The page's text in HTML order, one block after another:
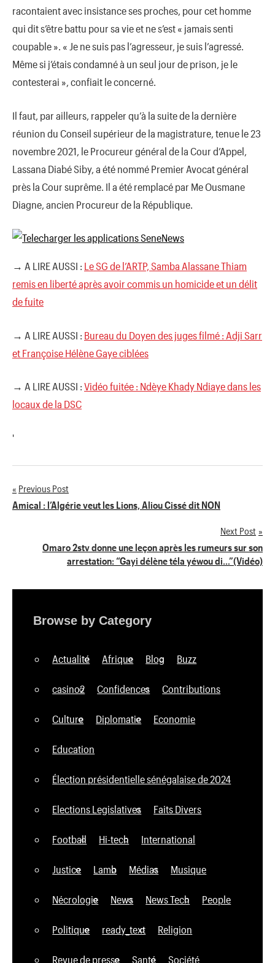
racontaient avec insistance ses proches, pour cet homme
qui dit s’être battu pour sa vie et ne s’est « jamais senti
coupable ». « Je ne suis pas l’agresseur, je suis l’agressé.
Même si j’étais condamné à un seul jour de prison, je le
contesterai », confiait le concerné.
Il faut, par ailleurs, rappeler qu’à la suite de la dernière
réunion du Conseil supérieur de la magistrature, tenue le 23
novembre 2021, le Procureur général de la Cour d’Appel,
Lassana Diabé Siby, a été nommé Premier Avocat général
près la Cour suprême. Il a été remplacé par Me Ousmane
Diagne, ancien Procureur de la République.
→ A LIRE AUSSI : Le SG de l’ARTP, Samba Alassane Thiam
remis en liberté après avoir commis un homicide et un délit
de fuite
→ A LIRE AUSSI : Bureau du Doyen des juges filmé : Adji Sarr
et Françoise Hélène Gaye ciblées
→ A LIRE AUSSI : Vidéo fuitée : Ndèye Khady Ndiaye dans les
locaux de la DSC
'
Navigation
l’article
Previous Post
Amical : l’Algérie veut les Lions, Aliou Cissé dit NON
Next Post
Omaro 2stv donne une leçon après les rumeurs sur son
arrestation: “Gayi délène téla yéwou di…”(Vidéo)
Browse by Category
Actualité Afrique Blog Buzz
casino2 Confidences Contributions
Culture Diplomatie Economie
Education
Élection présidentielle sénégalaise de 2024
Elections Legislatives Faits Divers
Football Hi-tech International
Justice Lamb Médias Musique
Nécrologie News News Tech People
Politique ready_text Religion
Revue de presse Santé Société